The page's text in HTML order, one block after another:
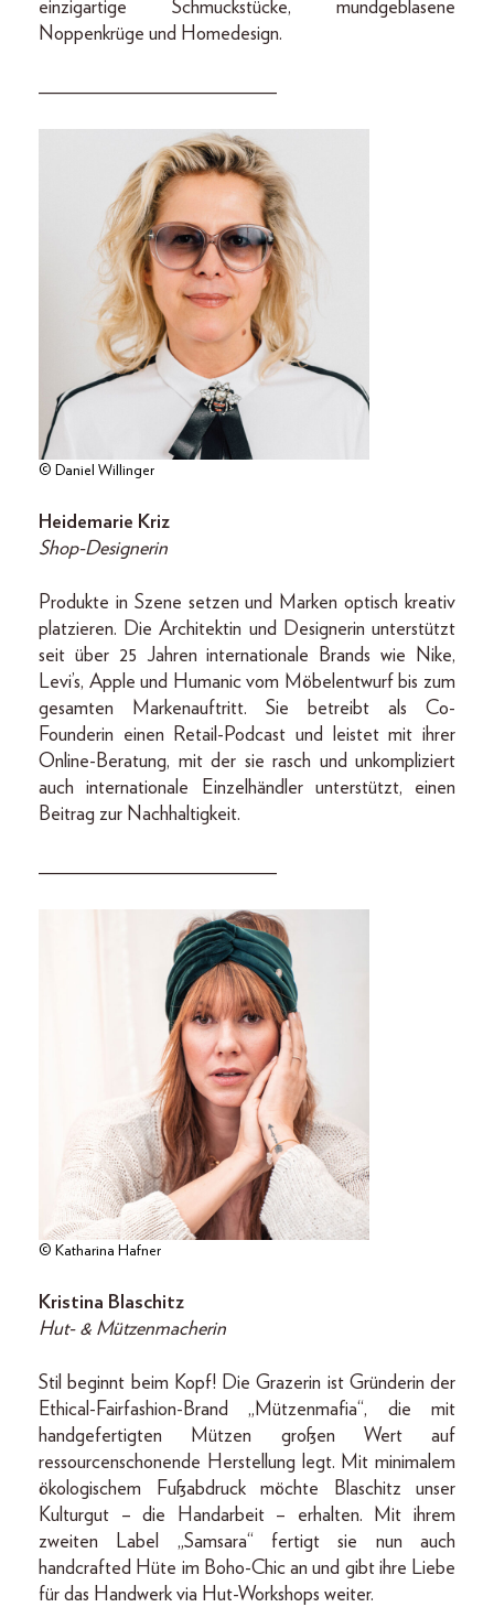
einzigartige Schmuckstücke, mundgeblasene
Noppenkrüge und Homedesign.
________________________
© Daniel Willinger
Heidemarie Kriz
Shop-Designerin
Produkte in Szene setzen und Marken optisch kreativ
platzieren. Die Architektin und Desi­gne­rin unterstützt
seit über 25 Jahren internationale Brands wie Nike,
Levi’s, Apple und Humanic vom Möbelentwurf bis zum
gesamten Markenauftritt. Sie betreibt als Co-
Founderin einen Retail-Podcast und leistet mit ihrer
Online-­Beratung, mit der sie rasch und unkompliziert
auch internationale Einzelhändler unterstützt, einen
Beitrag zur Nachhaltigkeit.
________________________
© Katharina Hafner
Kristina Blaschitz
Hut- & Mützenmacherin
Stil beginnt beim Kopf! Die Grazerin ist Gründerin der
Ethical-Fairfashion-Brand „Mützenmafia“, die mit
handgefertigten Mützen großen Wert auf
ressourcenschonende Herstellung legt. Mit minimalem
ökologischem Fußabdruck möchte Blaschitz unser
Kulturgut – die Handarbeit – erhalten. Mit ihrem
zweiten Label „Samsara“ fertigt sie nun auch
handcrafted Hüte im Boho-Chic an und gibt ihre Liebe
für das Handwerk via Hut-Workshops weiter.